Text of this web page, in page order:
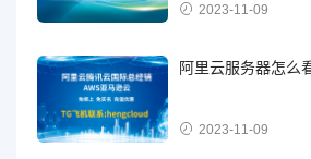
2023-11-09
阿里云服务器怎么
2023-11-09